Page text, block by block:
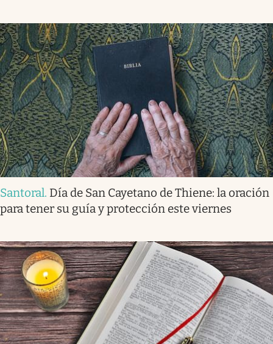
Santoral. Día de San Cayetano de Thiene: la oración
para tener su guía y protección este viernes